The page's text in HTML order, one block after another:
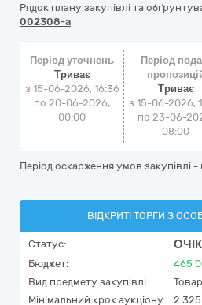
Рядок плану закупівлі та
002308-a
Період уточнень
Триває
з 15-06-2026, 16:36
по 20-06-2026,
00:00
Період
Триває
з 15-06-2026,
по 23-06-
08:00
Період оскарження умов закупівлі -
ВІДКРИТІ ТОРГИ З
Статус:
Бюджет: 465
Вид предмету закупівлі:
Мінімальний крок аукціону:
2